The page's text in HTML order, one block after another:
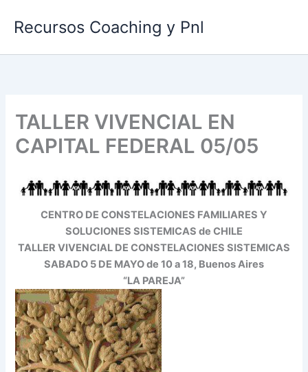
Recursos Coaching y Pnl
TALLER VIVENCIAL EN
CAPITAL FEDERAL 05/05
CENTRO DE CONSTELACIONES FAMILIARES Y
SOLUCIONES SISTEMICAS de CHILE
TALLER VIVENCIAL DE CONSTELACIONES SISTEMICAS
SABADO 5 DE MAYO de 10 a 18, Buenos Aires
“LA PAREJA”